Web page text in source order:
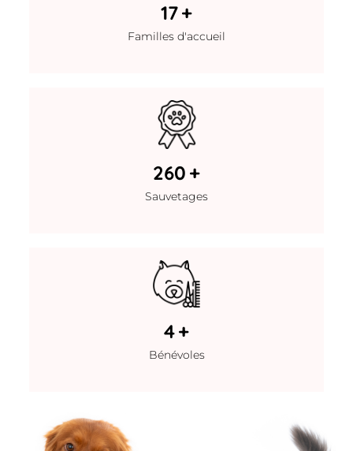
46 +
Familles d'accueil
726 +
Sauvetages
10 +
Bénévoles